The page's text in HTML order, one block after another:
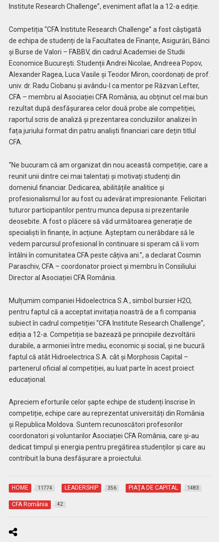
Institute Research Challenge”, eveniment aflat la a 12-a ediție.
Competiția “CFA Institute Research Challenge” a fost câștigată
de echipa de studenți de la Facultatea de Finanțe, Asigurări, Bănci
și Burse de Valori – FABBV, din cadrul Academiei de Studii
Economice București. Studenții Andrei Nicolae, Andreea Popov,
Alexander Ragea, Luca Vasile și Teodor Miron, coordonați de prof.
univ. dr. Radu Ciobanu și avându-l ca mentor pe Răzvan Lefter,
CFA – membru al Asociației CFA România, au obținut cel mai bun
rezultat după desfășurarea celor două probe ale competiției,
raportul scris de analiză și prezentarea concluziilor analizei în
fața juriului format din patru analiști financiari care dețin titlul
CFA.
“Ne bucuram că am organizat din nou această competiție, care a
reunit unii dintre cei mai talentați și motivați studenți din
domeniul financiar. Dedicarea, abilitățile analitice și
profesionalismul lor au fost cu adevărat impresionante. Felicitari
tuturor participantilor pentru munca depusa si prezentarile
deosebite. A fost o plăcere să văd următoarea generație de
specialiști în finanțe, în acțiune. Așteptam cu nerăbdare să le
vedem parcursul profesional în continuare si speram că îi vom
întâlni în comunitatea CFA peste câțiva ani.”, a declarat Cosmin
Paraschiv, CFA – coordonator proiect și membru în Consiliului
Director al Asociației CFA România.
Mulțumim companiei Hidoelectrica S.A., simbol bursier H2O,
pentru faptul că a acceptat invitația noastră de a fi compania
subiect în cadrul competiției “CFA Institute Research Challenge”,
ediția a 12-a. Competiția se bazează pe principiile dezvoltării
durabile, a armoniei între mediu, economic și social, și ne bucură
faptul că atât Hidroelectrica S.A. cât și Morphosis Capital –
partenerul oficial al competiției, au luat parte în acest proiect
educațional.
Apreciem eforturile celor șapte echipe de studenți înscrise în
competiție, echipe care au reprezentat universități din România
și Republica Moldova. Suntem recunoscători profesorilor
coordonatori și voluntarilor Asociației CFA România, care și-au
dedicat timpul și energia pentru pregătirea studenților și care au
contribuit la buna desfășurare a proiectului.
HOME 11774 LEADERSHIP 356 PIAŢA DE CAPITAL 1483
CFA România 42